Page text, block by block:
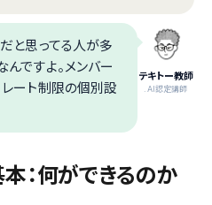
テキトー教師
.AI認定講師
と思ってる人が多
ですよ。メンバー
レート制限の個別設
：何ができるのか